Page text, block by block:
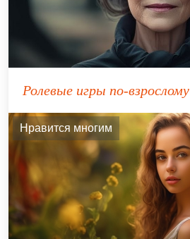
Ролевые игры по-взрослому
Нравится многим